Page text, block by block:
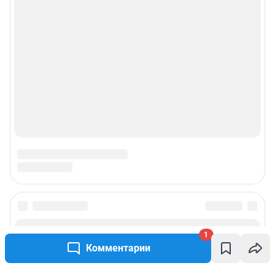
Комментарии
1
Сообщить новость